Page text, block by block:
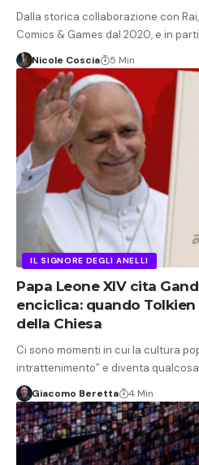
Dalla storica collaborazione con
Comics & Games dal 2020, e in
Nicole Coscia 5 Min
IL SIGNORE DEGLI ANELLI
Papa Leone XIV cita
enciclica: quando
della Chiesa
Ci sono momenti in cui la cultura
intrattenimento” e diventa
Giacomo Beretta 4 Min